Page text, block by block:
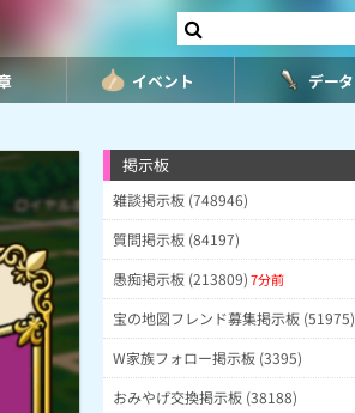
イベント データ
掲示板
雑談掲示板 (748946)
質問掲示板 (84197)
愚痴掲示板 (213809)7分前
宝の地図フレンド募集掲示板 (51975)
W家族フォロー掲示板 (3395)
おみやげ交換掲示板 (38188)